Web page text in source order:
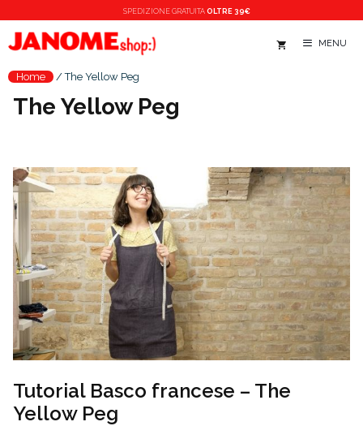
SPEDIZIONE GRATUITA OLTRE 39€
MENU
Home /The Yellow Peg
The Yellow Peg
Tutorial Basco francese – The
Yellow Peg